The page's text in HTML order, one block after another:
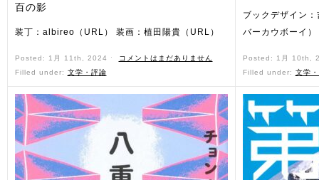
百の影
装丁：albireo（URL） 装画：植田陽貴（URL）
Posted: 1月 11th, 2024 ˑ
コメントはまだありません
Filled under: 文学・評論
ブックデザイン
バーカウボーイ
Posted: 1月 10th,
Filled under: 文学